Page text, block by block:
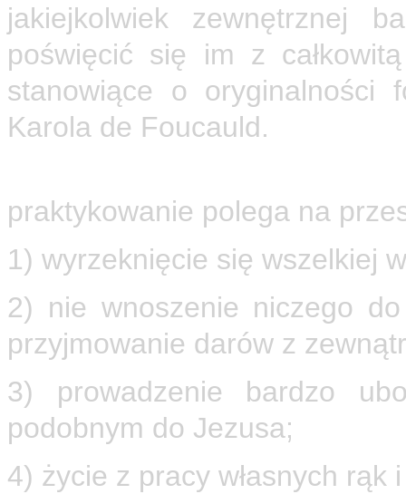
jakiejkolwiek zewnętrznej
poświęcić się im z
stanowiące o oryginalności
Karola de Foucauld.
praktykowanie polega na
1) wyrzeknięcie się wszelkiej
2) nie wnoszenie niczego
przyjmowanie darów z
3) prowadzenie bardzo
podobnym do Jezusa;
4) życie z pracy własnych rąk